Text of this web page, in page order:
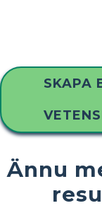
SKAPA
Ännu